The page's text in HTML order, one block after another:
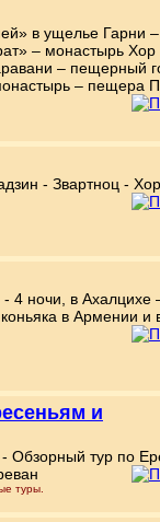
в ущелье Гарни
– монастырь
– пещерный
– пещера
- Звартноц -
4 ночи, в Ахалцихе
в Армении и
и
Обзорный тур по
туры.